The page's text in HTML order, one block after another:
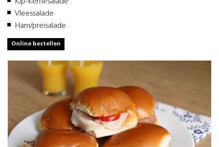
Kip-kerriesalade
Vleessalade
Ham/preisalade
Online bestellen